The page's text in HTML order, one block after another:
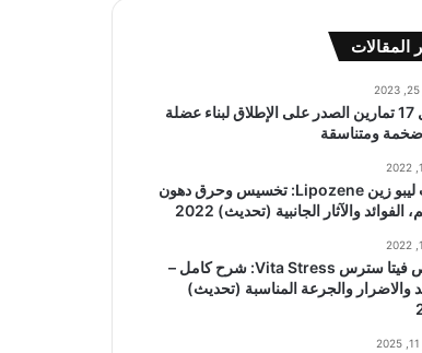
المقالات
أفضل 17 تمارين الصدر على الإطلاق لبناء عضلة
ومتناسقة
حبوب ليبو زين Lipozene: تخسيس وحرق دهون
الفوائد والآثار الجانبية (تحديث) 2022
اقراص فيتا سترس Vita Stress: شرح كامل –
والاضرار والجرعة المناسبة (تحديث)